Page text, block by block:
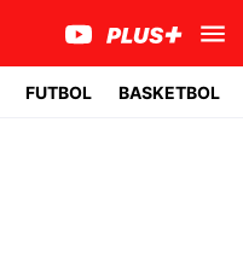
FUTBOL BASKETBOL